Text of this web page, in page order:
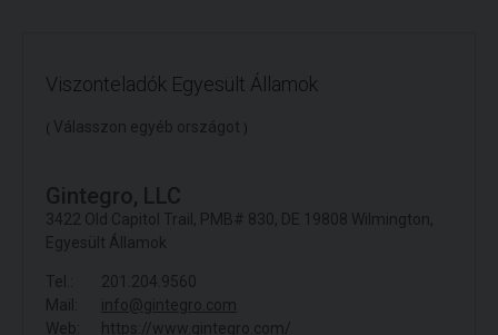
Viszonteladók Egyesült Államok
( Válasszon egyéb országot )
Gintegro, LLC
3422 Old Capitol Trail, PMB# 830, DE 19808 Wilmington,
Egyesült Államok
Tel.:
201.204.9560
Mail:
info@gintegro.com
Web:
https://www.gintegro.com/